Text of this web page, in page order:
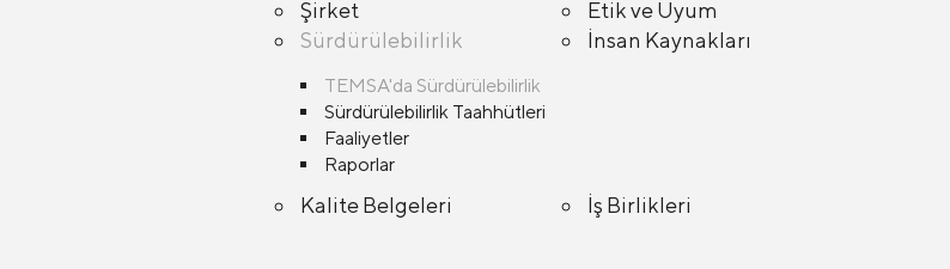
Şirket
Etik ve Uyum
Sürdürülebilirlik
TEMSA'da Sürdürülebilirlik
Sürdürülebilirlik Taahhütleri
Faaliyetler
Raporlar
İnsan Kaynakları
Kalite Belgeleri İş Birlikleri